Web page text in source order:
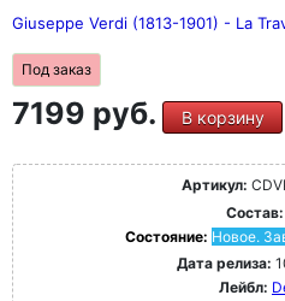
Giuseppe Verdi (1813-1901) - La
Под заказ
7199 руб. В корзину
Артикул:
Состав:
Состояние: Новое.
Дата релиза:
Лейбл: